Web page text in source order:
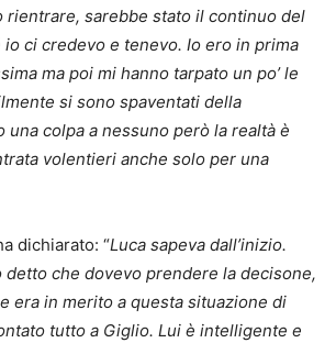
rientrare, sarebbe stato il continuo del
ci credevo e tenevo. Io ero in prima
ma poi mi hanno tarpato un po’ le
si sono spaventati della
una colpa a nessuno però la realtà è
volentieri anche solo per una
dichiarato: “Luca sapeva dall’inizio.
detto che dovevo prendere la decisone,
era in merito a questa situazione di
tutto a Giglio. Lui è intelligente e